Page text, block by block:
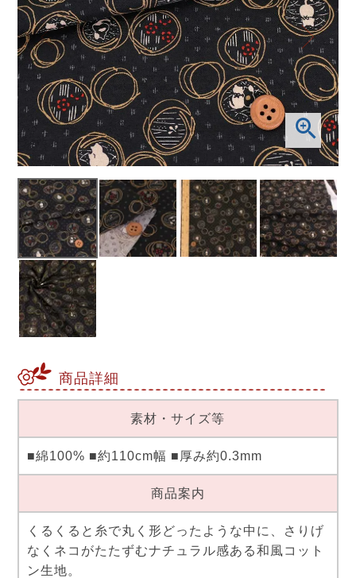
商品詳細
素材・サイズ等
■綿100% ■約110cm幅 ■厚み約0.3mm
商品案内
くるくると糸で丸く形どったような中に、さりげ
なくネコがたたずむナチュラル感ある和風コット
ン生地。